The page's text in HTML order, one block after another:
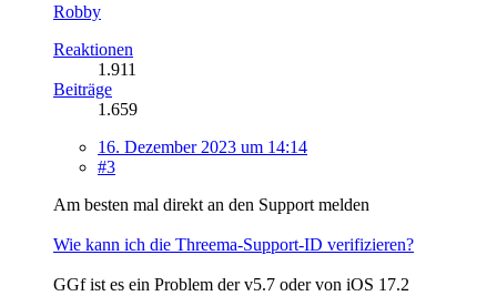
Robby
Reaktionen
1.911
Beiträge
1.659
16. Dezember 2023 um 14:14
#3
Am besten mal direkt an den Support melden
Wie kann ich die Threema-Support-ID verifizieren?
GGf ist es ein Problem der v5.7 oder von iOS 17.2